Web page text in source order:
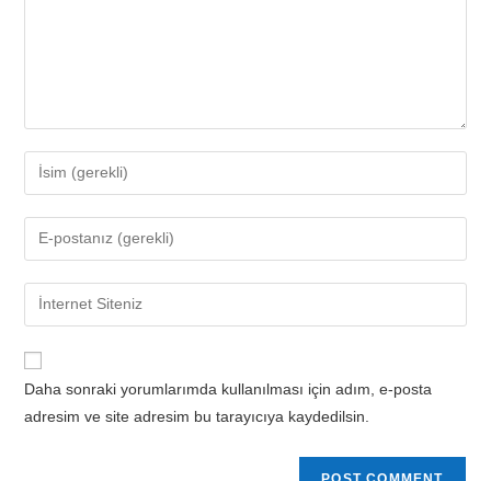
Daha sonraki yorumlarımda kullanılması için adım, e-posta
adresim ve site adresim bu tarayıcıya kaydedilsin.